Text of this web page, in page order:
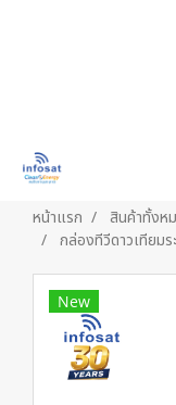
หน้าแรก สินค้าทั้งห
กล่องทีวีดาวเทียม
New